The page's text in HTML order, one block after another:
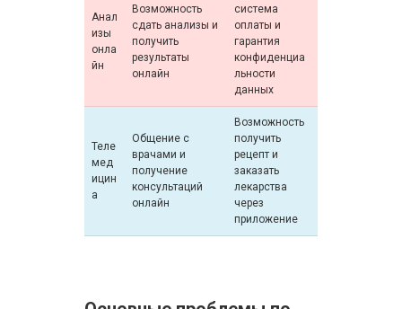
Анал
изы
онла
йн
Возможность
сдать анализы и
получить
результаты
онлайн
система
оплаты и
гарантия
конфиденциа
льности
данных
Теле
мед
ицин
а
Общение с
врачами и
получение
консультаций
онлайн
Возможность
получить
рецепт и
заказать
лекарства
через
приложение